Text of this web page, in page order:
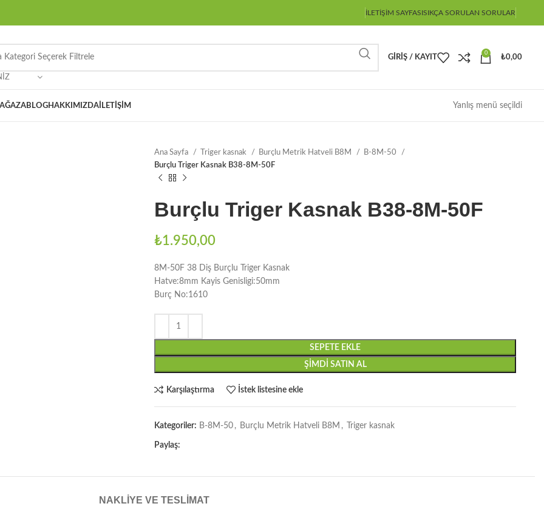
İLETIŞIM SAYFASISIKÇA SORULAN SORULAR
GIRIŞ / KAYIT
0
₺0,00
BLOGHAKKIMIZDA İLETIŞIM Yanlış menü seçildi
Ana Sayfa Triger kasnak Burçlu Metrik Hatveli B8M
B-8M-50
Burçlu Triger Kasnak B38-8M-50F
Burçlu Triger Kasnak B38-8M-50F
₺1.950,00
8M-50F 38 Diş Burçlu Triger Kasnak
Hatve:8mm Kayis Genisligi:50mm
Burç No:1610
SEPETE EKLE
ŞIMDI SATIN AL
Karşılaştırma İstek listesine ekle
Kategoriler: B-8M-50 , Burçlu Metrik Hatveli B8M , Triger kasnak
Paylaş:
NAKLIYE VE TESLIMAT